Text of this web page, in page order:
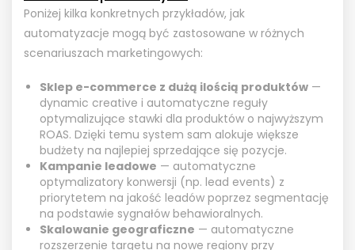
Poniżej kilka konkretnych przykładów, jak
automatyzacje mogą być zastosowane w różnych
scenariuszach marketingowych:
Sklep e-commerce z dużą ilością produktów —
dynamic creative i automatyczne reguły
optymalizujące stawki dla produktów o najwyższym
ROAS. Dzięki temu system sam alokuje większe
budżety na najlepiej sprzedające się pozycje.
Kampanie leadowe — automatyczne
optymalizatory konwersji (np. lead events) z
priorytetem na jakość leadów poprzez segmentację
na podstawie sygnałów behawioralnych.
Skalowanie geograficzne — automatyczne
rozszerzenie targetu na nowe regiony przy